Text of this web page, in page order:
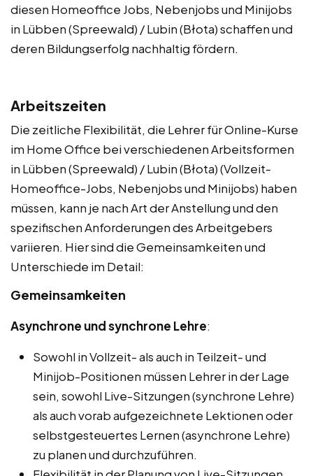
diesen Homeoffice Jobs, Nebenjobs und Minijobs
in Lübben (Spreewald) / Lubin (Błota) schaffen und
deren Bildungserfolg nachhaltig fördern.
Arbeitszeiten
Die zeitliche Flexibilität, die Lehrer für Online-Kurse
im Home Office bei verschiedenen Arbeitsformen
in Lübben (Spreewald) / Lubin (Błota) (Vollzeit-
Homeoffice-Jobs, Nebenjobs und Minijobs) haben
müssen, kann je nach Art der Anstellung und den
spezifischen Anforderungen des Arbeitgebers
variieren. Hier sind die Gemeinsamkeiten und
Unterschiede im Detail:
Gemeinsamkeiten
Asynchrone und synchrone Lehre:
Sowohl in Vollzeit- als auch in Teilzeit- und
Minijob-Positionen müssen Lehrer in der Lage
sein, sowohl Live-Sitzungen (synchrone Lehre)
als auch vorab aufgezeichnete Lektionen oder
selbstgesteuertes Lernen (asynchrone Lehre)
zu planen und durchzuführen.